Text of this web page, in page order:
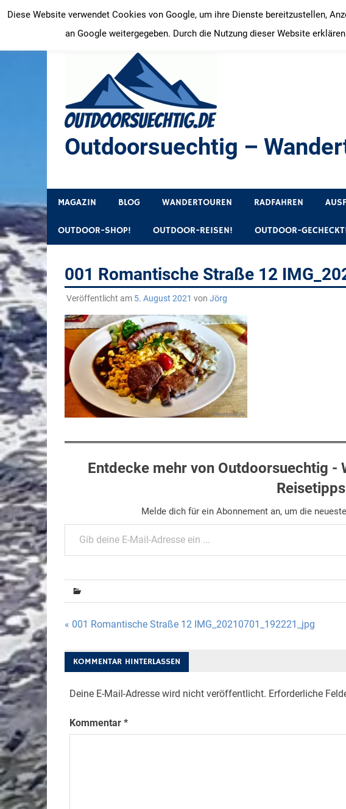
Inhalt
springen
Outdoorsuechtig –
MAGAZIN BLOG WANDERTOUREN RADFAHREN
OUTDOOR-SHOP! OUTDOOR-REISEN! OUTDOOR-
001 Romantische Straße 12
Veröffentlicht am 5. August 2021 von Jörg
Entdecke mehr von Outdoorsuechtig -
Reisetipps
Melde dich für ein Abonnement an, um die
Gib deine E-Mail-Adresse ein ...
Beitragsnavigation
« 001 Romantische Straße 12 IMG_20210701_192221_jpg
KOMMENTAR HINTERLASSEN
Deine E-Mail-Adresse wird nicht veröffentlicht. Erforderliche
Kommentar *
Diese Website verwendet Cookies von Google, um ihre Dienste bereitzustellen,
an Google weitergegeben. Durch die Nutzung dieser Website